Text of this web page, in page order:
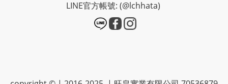
LINE官方帳號: (@lchhata)